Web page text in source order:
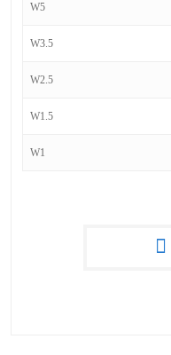
W5
W3.5
W2.5
W1.5
W1